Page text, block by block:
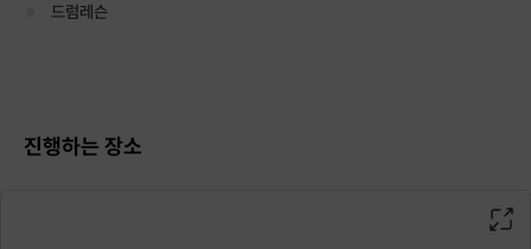
드럼레슨
진행하는 장소